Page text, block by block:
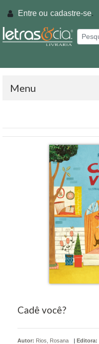
Entre ou cadastre-se.
Menu
Cadê você?
Autor: Rios, Rosana | Editora: